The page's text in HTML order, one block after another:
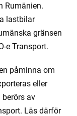
Rumänien.
lastbilar
gränsen
e Transport.
påminna om
eller
av
Läs därför